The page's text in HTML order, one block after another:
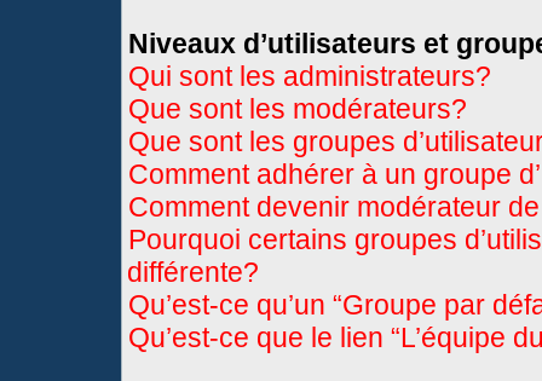
Niveaux d’utilisateurs et
Qui sont les administrateurs?
Que sont les modérateurs?
Que sont les groupes
Comment adhérer à un groupe
Comment devenir modérateur
Pourquoi certains groupes
différente?
Qu’est-ce qu’un “Groupe par
Qu’est-ce que le lien “L’équipe